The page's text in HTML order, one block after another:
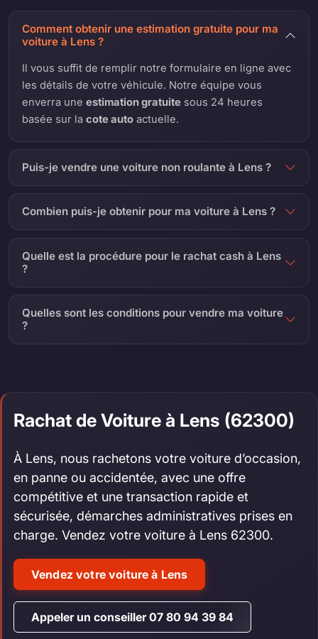
Comment obtenir une estimation gratuite pour ma
voiture à Lens ?
Il vous suffit de remplir notre formulaire en ligne avec
les détails de votre véhicule. Notre équipe vous
enverra uneestimation gratuite sous 24 heures
basée sur lacote auto actuelle.
Puis-je vendre une voiture non roulante à Lens ?
Combien puis-je obtenir pour ma voiture à Lens ?
Quelle est la procédure pour le rachat cash à Lens
?
Quelles sont les conditions pour vendre ma voiture
?
Rachat de Voiture à Lens (62300)
À Lens, nous rachetons votre voiture d’occasion,
en panne ou accidentée, avec une offre
compétitive et une transaction rapide et
sécurisée, démarches administratives prises en
charge. Vendez votre voiture à Lens 62300.
Vendez votre voiture à Lens
Appeler un conseiller 07 80 94 39 84